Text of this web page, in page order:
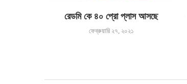
রেডমি কে ৪০ প্রো প্লাস আসছে
ফেব্রুয়ারি ২৭, ২০২১